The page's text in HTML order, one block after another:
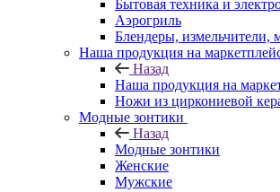
Бытовая техника и
Аэрогриль
Блендеры, измельчители,
Наша продукция на
Назад
Наша продукция на
Ножи из циркониевой
Модные зонтики
Назад
Модные зонтики
Женские
Мужские